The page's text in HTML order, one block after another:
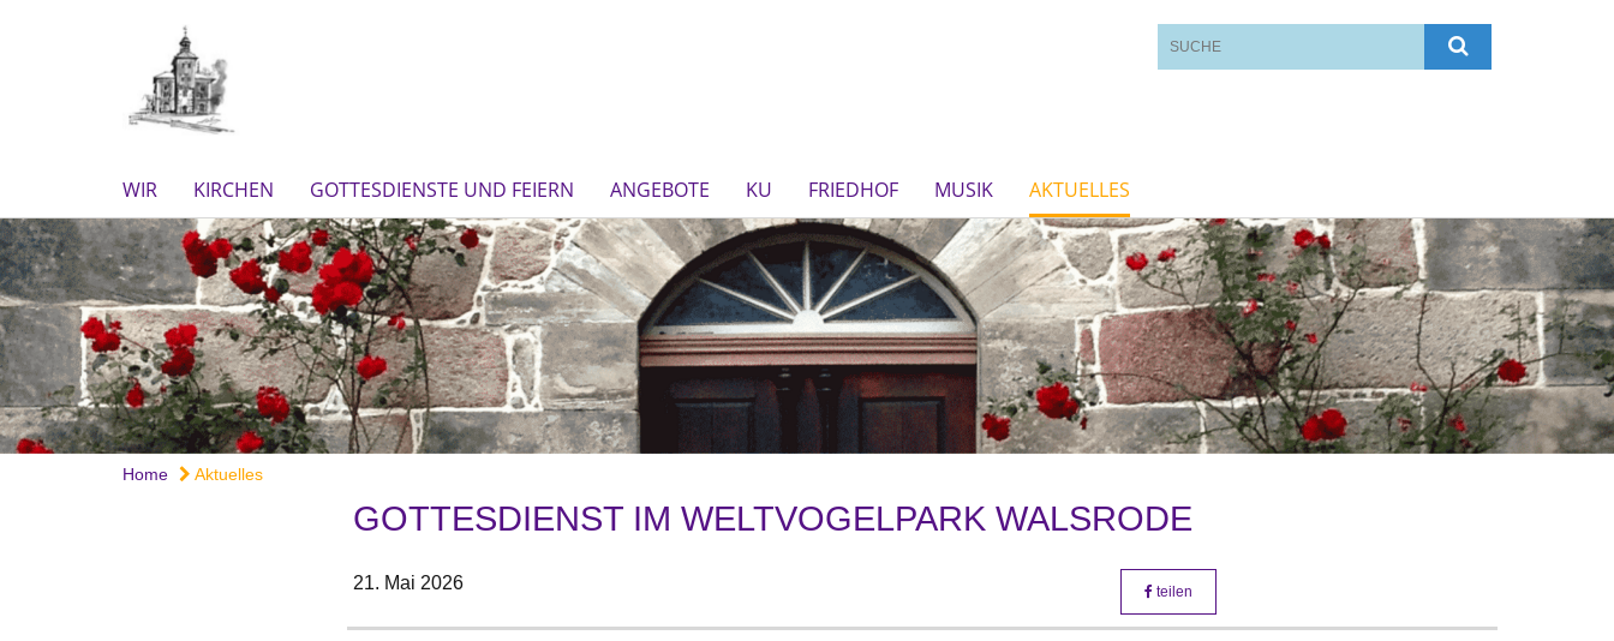
WIR KIRCHEN GOTTESDIENSTE UND FEIERN ANGEBOTE KU FRIEDHOF MUSIK AKTUELLES
Home Aktuelles
GOTTESDIENST IM WELTVOGELPARK WALSRODE
21. Mai 2026 teilen